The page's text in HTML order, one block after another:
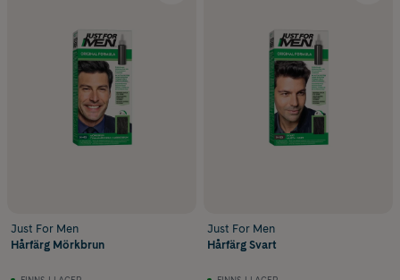
Just For Men
Hårfärg Mörkbrun
Just For Men
Hårfärg Svart